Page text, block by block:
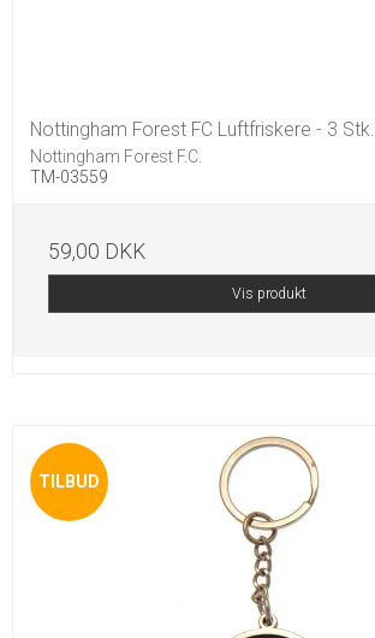
Nottingham Forest FC Luftfriskere - 3 Stk.
Nottingham Forest F.C.
TM-03559
59,00 DKK
Vis produkt
TILBUD